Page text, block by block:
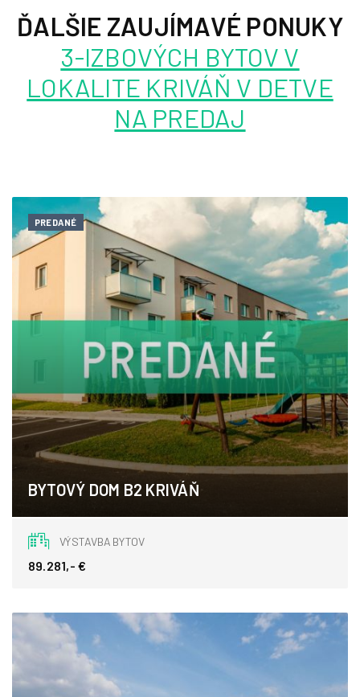
ĎALŠIE ZAUJÍMAVÉ PONUKY
3-IZBOVÝCH BYTOV V
LOKALITE KRIVÁŇ V DETVE
NA PREDAJ
PREDANÉ
BYTOVÝ DOM B2 KRIVÁŇ
Kriváň
VÝSTAVBA BYTOV
89.281,- €